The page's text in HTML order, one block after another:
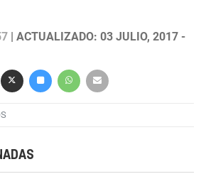
| ACTUALIZADO: 03 JULIO, 2017 -